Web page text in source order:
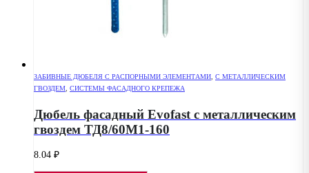
ЗАБИВНЫЕ ДЮБЕЛЯ С РАСПОРНЫМИ ЭЛЕМЕНТАМИ, С МЕТАЛЛИЧЕСКИМ
ГВОЗДЕМ, СИСТЕМЫ ФАСАДНОГО КРЕПЕЖА
Дюбель фасадный Evofast с металлическим
гвоздем ТД8/60М1-160
8.04 ₽